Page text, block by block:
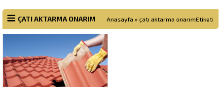
ÇATI AKTARMA ONARIM Anasayfa » çatı aktarma onarımEtiketi